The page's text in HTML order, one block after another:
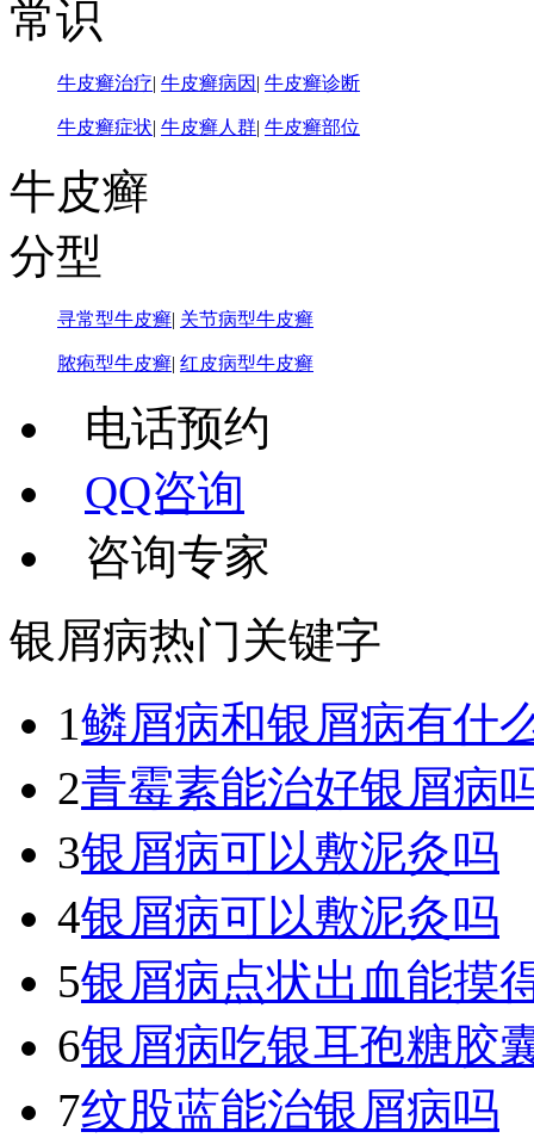
常识
牛皮癣治疗| 牛皮癣病因 | 牛皮癣诊断
牛皮癣症状| 牛皮癣人群| 牛皮癣部位
牛皮癣
分型
寻常型牛皮癣| 关节病型牛皮癣
脓疱型牛皮癣| 红皮病型牛皮癣
电话预约
QQ咨询
咨询专家
银屑病热门关键字
1鳞屑病和银屑病有什
2青霉素能治好银屑病
3银屑病可以敷泥灸吗
4银屑病可以敷泥灸吗
5银屑病点状出血能摸
6银屑病吃银耳孢糖胶
7纹股蓝能治银屑病吗